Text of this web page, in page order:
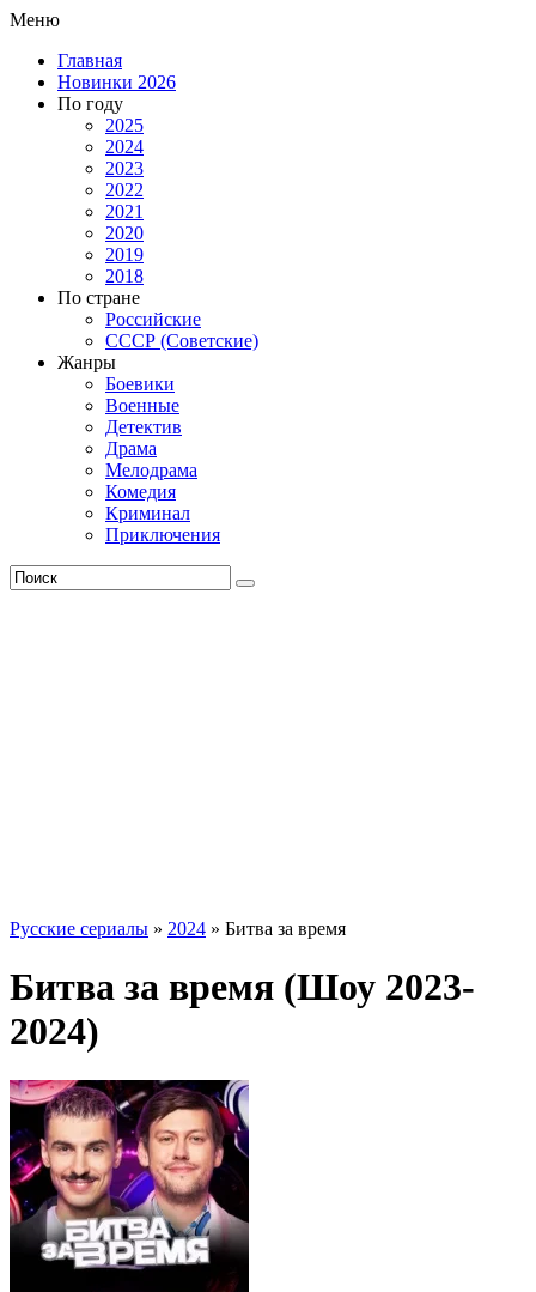
Меню
Главная
Новинки 2026
По году
2025
2024
2023
2022
2021
2020
2019
2018
По стране
Российские
СССР (Советские)
Жанры
Боевики
Военные
Детектив
Драма
Мелодрама
Комедия
Криминал
Приключения
Русские сериалы » 2024 » Битва за время
Битва за время (Шоу 2023-
2024)